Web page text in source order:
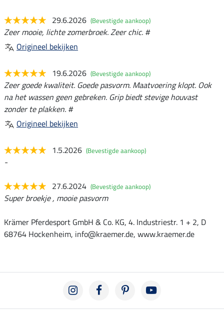
29.6.2026 (Bevestigde aankoop)
Zeer mooie, lichte zomerbroek. Zeer chic. #
Origineel bekijken
19.6.2026 (Bevestigde aankoop)
Zeer goede kwaliteit. Goede pasvorm. Maatvoering klopt. Ook
na het wassen geen gebreken. Grip biedt stevige houvast
zonder te plakken. #
Origineel bekijken
1.5.2026 (Bevestigde aankoop)
-
27.6.2024 (Bevestigde aankoop)
Super broekje , mooie pasvorm
Krämer Pferdesport GmbH & Co. KG, 4. Industriestr. 1 + 2, D
68764 Hockenheim, info@kraemer.de, www.kraemer.de